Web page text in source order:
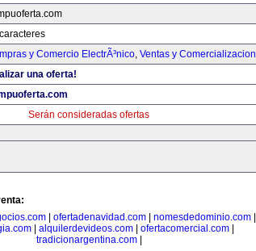
y Comercio ElectrÃ³nico, Ventas y Comercializacion
una oferta!
Serán consideradas ofertas
ofertadenavidad.com nomesdedominio.com
alquilerdevideos.com ofertacomercial.com
tradicionargentina.com|